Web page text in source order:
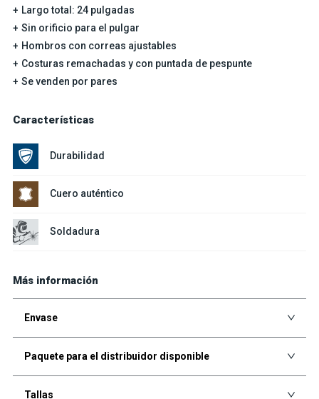
Largo total: 24 pulgadas
Sin orificio para el pulgar
Hombros con correas ajustables
Costuras remachadas y con puntada de pespunte
Se venden por pares
Características
Durabilidad
Cuero auténtico
Soldadura
Más información
Envase
Paquete para el distribuidor disponible
Tallas